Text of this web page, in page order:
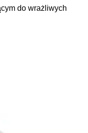
do wrażliwych